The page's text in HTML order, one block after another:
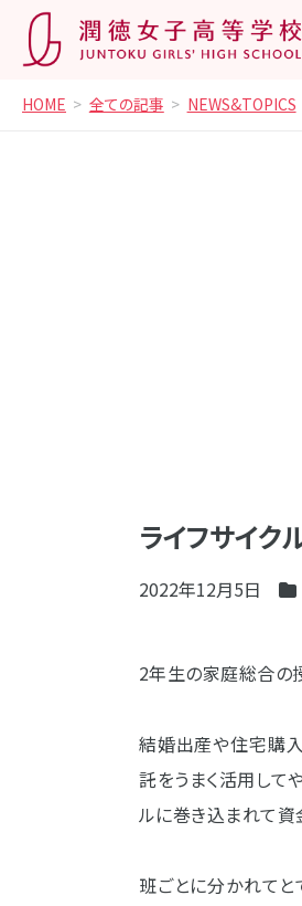
HOME 全ての記事 NEWS&TOPICS
ライフサイク
2022年12月5日
2年生の家庭総合の
結婚出産や住宅購
託をうまく活用して
ルに巻き込まれて資
班ごとに分かれてと